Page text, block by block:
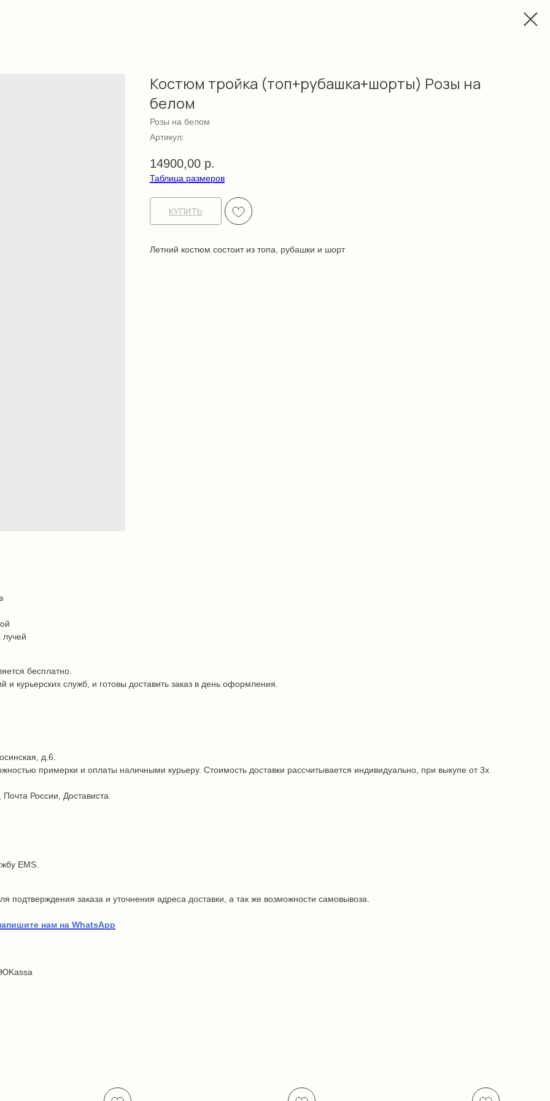
Костюм тройка (топ+рубашка+шорты) Розы на
белом
Розы на белом
Артикул:
14900,00 р.
Таблица размеров
КУПИТЬ
Летний костюм состоит из топа, рубашки и шорт
бесплатно.
курьерских служб, и готовы доставить заказ в день оформления.
д.6.
примерки и оплаты наличными курьеру. Стоимость доставки рассчитывается индивидуально, при выкупе от 3х
России, Достависта.
EMS.
заказа и уточнения адреса доставки, а так же возможности самовывоза.
нам на WhatsApp